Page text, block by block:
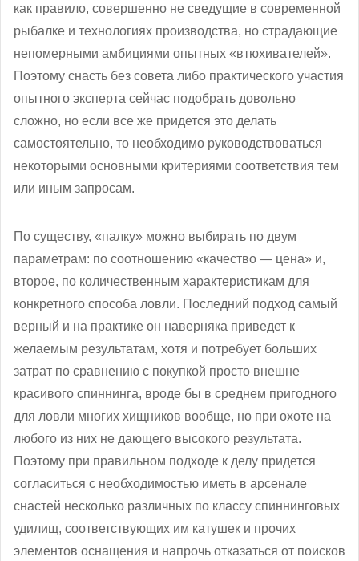
как правило, совершенно не сведущие в современной
рыбалке и технологиях производства, но страдающие
непомерными амбициями опытных «втюхивателей».
Поэтому снасть без совета либо практического участия
опытного эксперта сейчас подобрать довольно
сложно, но если все же придется это делать
самостоятельно, то необходимо руководствоваться
некоторыми основными критериями соответствия тем
или иным запросам.
По существу, «палку» можно выбирать по двум
параметрам: по соотношению «качество — цена» и,
второе, по количественным характеристикам для
конкретного способа ловли. Последний подход самый
верный и на практике он наверняка приведет к
желаемым результатам, хотя и потребует больших
затрат по сравнению с покупкой просто внешне
красивого спиннинга, вроде бы в среднем пригодного
для ловли многих хищников вообще, но при охоте на
любого из них не дающего высокого результата.
Поэтому при правильном подходе к делу придется
согласиться с необходимостью иметь в арсенале
снастей несколько различных по классу спиннинговых
удилищ, соответствующих им катушек и прочих
элементов оснащения и напрочь отказаться от поисков